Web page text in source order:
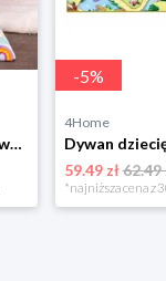
4Home Dziecięca pościel bawełniana Unicorns, 140 x 200 cm, 70 x 90 cm
-5%
4Home
59.49 zł62.49
*najniższa cena z